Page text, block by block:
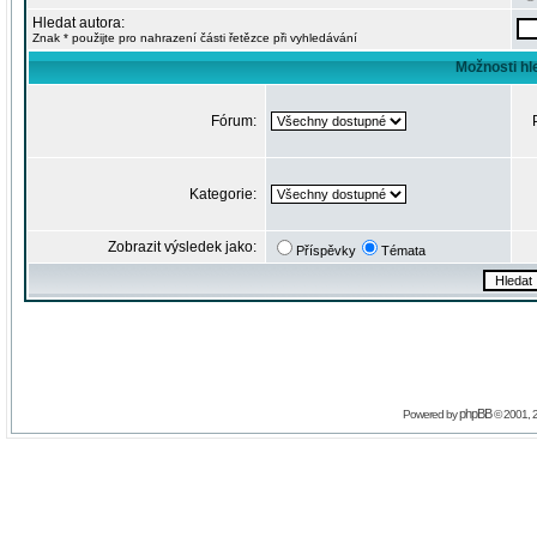
Hledat autora:
Znak * použijte pro nahrazení části řetězce při vyhledávání
Možnosti
Fórum:
Kategorie:
Zobrazit výsledek jako: Příspěvky Témata
Powered byphpBB© 2001,